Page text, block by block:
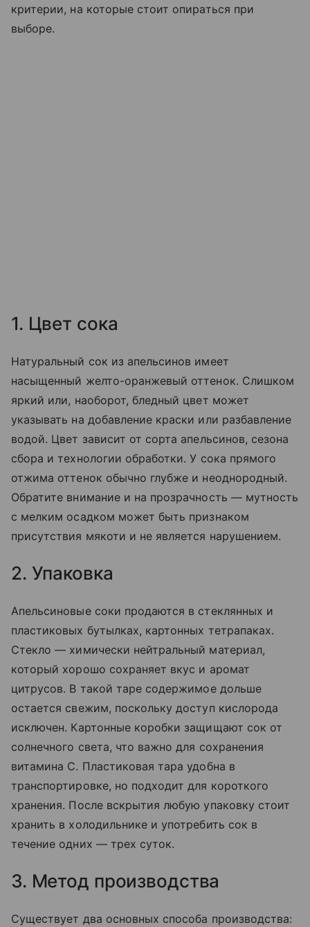
критерии, на которые стоит опираться при
выборе.
1. Цвет сока
Натуральный сок из апельсинов имеет
насыщенный желто-оранжевый оттенок. Слишком
яркий или, наоборот, бледный цвет может
указывать на добавление краски или разбавление
водой. Цвет зависит от сорта апельсинов, сезона
сбора и технологии обработки. У сока прямого
отжима оттенок обычно глубже и неоднородный.
Обратите внимание и на прозрачность — мутность
с мелким осадком может быть признаком
присутствия мякоти и не является нарушением.
2. Упаковка
Апельсиновые соки продаются в стеклянных и
пластиковых бутылках, картонных тетрапаках.
Стекло — химически нейтральный материал,
который хорошо сохраняет вкус и аромат
цитрусов. В такой таре содержимое дольше
остается свежим, поскольку доступ кислорода
исключен. Картонные коробки защищают сок от
солнечного света, что важно для сохранения
витамина C. Пластиковая тара удобна в
транспортировке, но подходит для короткого
хранения. После вскрытия любую упаковку стоит
хранить в холодильнике и употребить сок в
течение одних — трех суток.
3. Метод производства
Существует два основных способа производства: